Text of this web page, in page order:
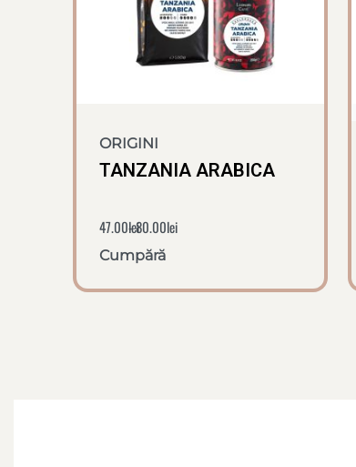
ORIGINI
TANZANIA ARABICA
47.00lei80.00lei
Cumpără